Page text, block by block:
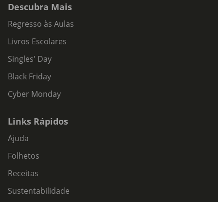
Descubra Mais
Regresso às Aulas
Livros Escolares
Singles' Day
Black Friday
Cyber Monday
Links Rápidos
Ajuda
Folhetos
Receitas
Sustentabilidade